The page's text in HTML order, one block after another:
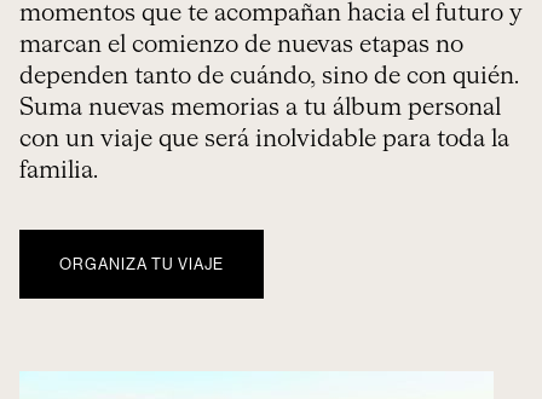
momentos que te acompañan hacia el futuro y
marcan el comienzo de nuevas etapas no
dependen tanto de cuándo, sino de con quién.
Suma nuevas memorias a tu álbum personal
con un viaje que será inolvidable para toda la
familia.
ORGANIZA TU VIAJE